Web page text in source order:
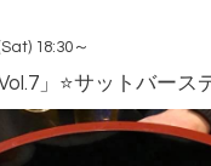
18:30～
」⭐️サットバース